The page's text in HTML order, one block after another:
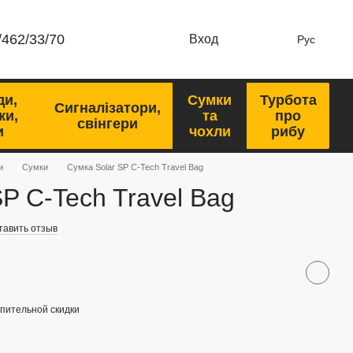
33/70 Вход Рус
Сигналізатори,
свінгери
Сумки
та
чохли
Турбота
про
рибу
Сумки Сумка Solar SP C-Tech Travel Bag
C-Tech Travel Bag
отзыв
скидки